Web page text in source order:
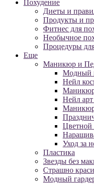
Похудение
Диеты и
Продукты и
Фитнес для
Необычное
Процедуры
Еще
Маникюр и
Модный
Нейл
Маникюр
Нейл
Уход за
Пластика
Звезды без
Страшно
Модный